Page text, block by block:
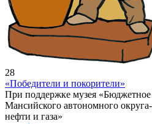
28
«Победители и покорители»
При поддержке музея
Мансийского автономного
нефти и газа»